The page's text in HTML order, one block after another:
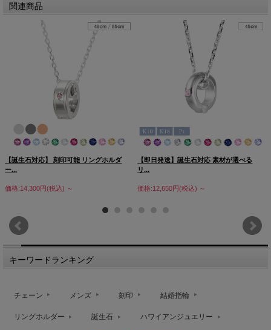
関連商品
【誕生石対応】 刻印可能 リングホルダ
ー...
価格:14,300円(税込) ～
【即日発送】誕生石対応 素材が選べる
リ...
価格:12,650円(税込) ～
キーワードランキング
チェーン メンズ 刻印 結婚指輪
リングホルダー 誕生石 ハワイアンジュエリー